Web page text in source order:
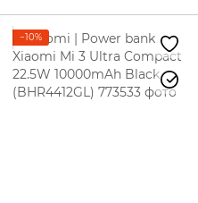
−10%